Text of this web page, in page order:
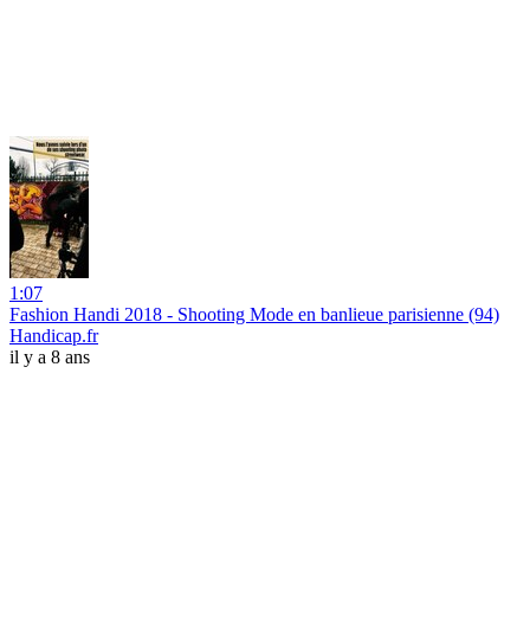
1:07
Fashion Handi 2018 - Shooting Mode en banlieue parisienne (94)
Handicap.fr
il y a 8 ans